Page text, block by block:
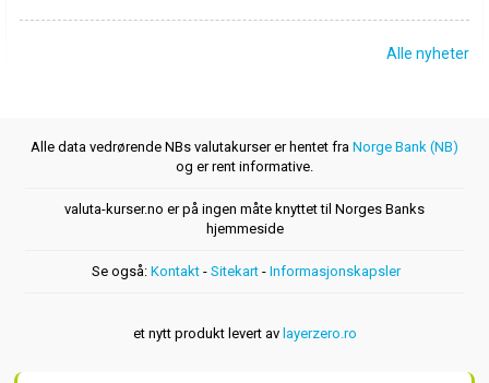
Alle nyheter
Alle data vedrørende NBs valutakurser er hentet fra Norge Bank (NB)
og er rent informative.
valuta-kurser.no er på ingen måte knyttet til Norges Banks
hjemmeside
Se også: Kontakt - Sitekart - Informasjonskapsler
et nytt produkt levert av layerzero.ro